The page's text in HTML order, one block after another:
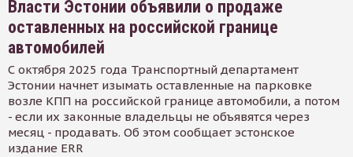
Власти Эстонии объявили о продаже
оставленных на российской границе
автомобилей
С октября 2025 года Транспортный департамент
Эстонии начнет изымать оставленные на парковке
возле КПП на российской границе автомобили, а потом
- если их законные владельцы не объявятся через
месяц - продавать. Об этом сообщает эстонское
издание ERR